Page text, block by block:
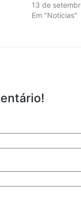
13 de
Em "Notícias"